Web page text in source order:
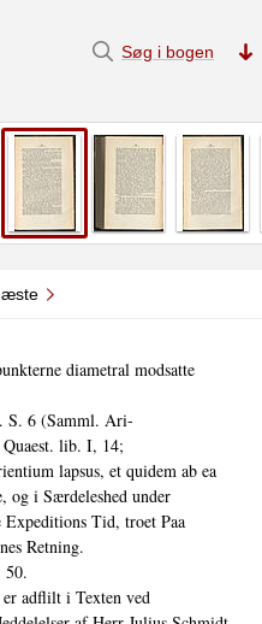
diametral modsatte
lib. I, 14;
lapsus, et quidem ab ea
og i Særdeleshed under
Tid, troet Paa
Retning.
Søg i bogen